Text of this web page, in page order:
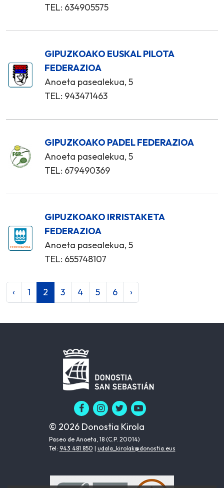
TEL: 634905575
GIPUZKOAKO EUSKAL PILOTA
FEDERAZIOA
Anoeta pasealekua, 5
TEL: 943471463
GIPUZKOAKO PADEL FEDERAZIOA
Anoeta pasealekua, 5
TEL: 679490369
GIPUZKOAKO IRRISTAKETA
FEDERAZIOA
Anoeta pasealekua, 5
TEL: 655748107
‹ 1 2 3 4 5 6 ›
© 2026 Donostia Kirola
Paseo de Anoeta, 18 (C.P. 20014)
Tel: 943 481 850 | udala_kirolak@donostia.eus